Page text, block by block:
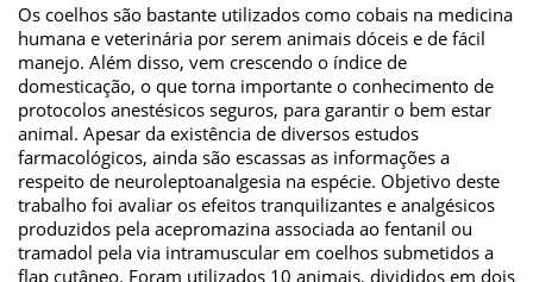
Os coelhos são bastante utilizados como cobais na medicina
humana e veterinária por serem animais dóceis e de fácil
manejo. Além disso, vem crescendo o índice de
domesticação, o que torna importante o conhecimento de
protocolos anestésicos seguros, para garantir o bem estar
animal. Apesar da existência de diversos estudos
farmacológicos, ainda são escassas as informações a
respeito de neuroleptoanalgesia na espécie. Objetivo deste
trabalho foi avaliar os efeitos tranquilizantes e analgésicos
produzidos pela acepromazina associada ao fentanil ou
tramadol pela via intramuscular em coelhos submetidos a
flap cutâneo. Foram utilizados 10 animais, divididos em dois